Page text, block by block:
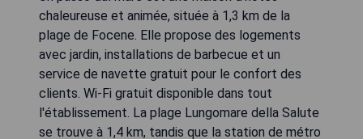
chaleureuse et animée, située à 1,3 km de la
plage de Focene. Elle propose des logements
avec jardin, installations de barbecue et un
service de navette gratuit pour le confort des
clients. Wi-Fi gratuit disponible dans tout
l'établissement. La plage Lungomare della Salute
se trouve à 1,4 km, tandis que la station de métro